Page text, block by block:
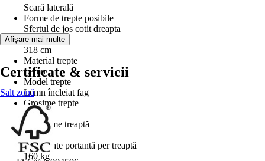
Scară laterală
Forme de trepte posibile
Sfertul de jos cotit dreapta
Înălţime etaj
318 cm
Material trepte
Lemn
Model trepte
Lemn încleiat fag
Grosime trepte
3,2 cm
Adâncime treaptă
21 cm
Capacitate portantă per treaptă
160 kg
Afișare mai multe
Certificate & servicii
Salt zonă